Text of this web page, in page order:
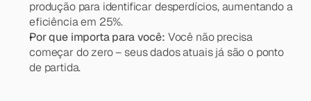
produção para identificar desperdícios, aumentando a
eficiência em 25%.
Por que importa para você: Você não precisa
começar do zero – seus dados atuais já são o ponto
de partida.